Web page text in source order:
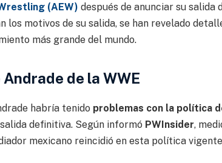
(AEW) después de anunciar su salida
los motivos de su salida, se han revelado
más grande del mundo.
de la WWE
habría tenido problemas con la política
definitiva. Según informó PWInsider,
mexicano reincidió en esta política